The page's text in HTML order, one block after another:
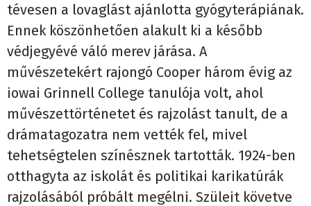
tévesen a lovaglást ajánlotta gyógyterápiának.
Ennek köszönhetően alakult ki a később
védjegyévé váló merev járása. A
művészetekért rajongó Cooper három évig az
iowai Grinnell College tanulója volt, ahol
művészettörténetet és rajzolást tanult, de a
drámatagozatra nem vették fel, mivel
tehetségtelen színésznek tartották. 1924-ben
otthagyta az iskolát és politikai karikatúrák
rajzolásából próbált megélni. Szüleit követve